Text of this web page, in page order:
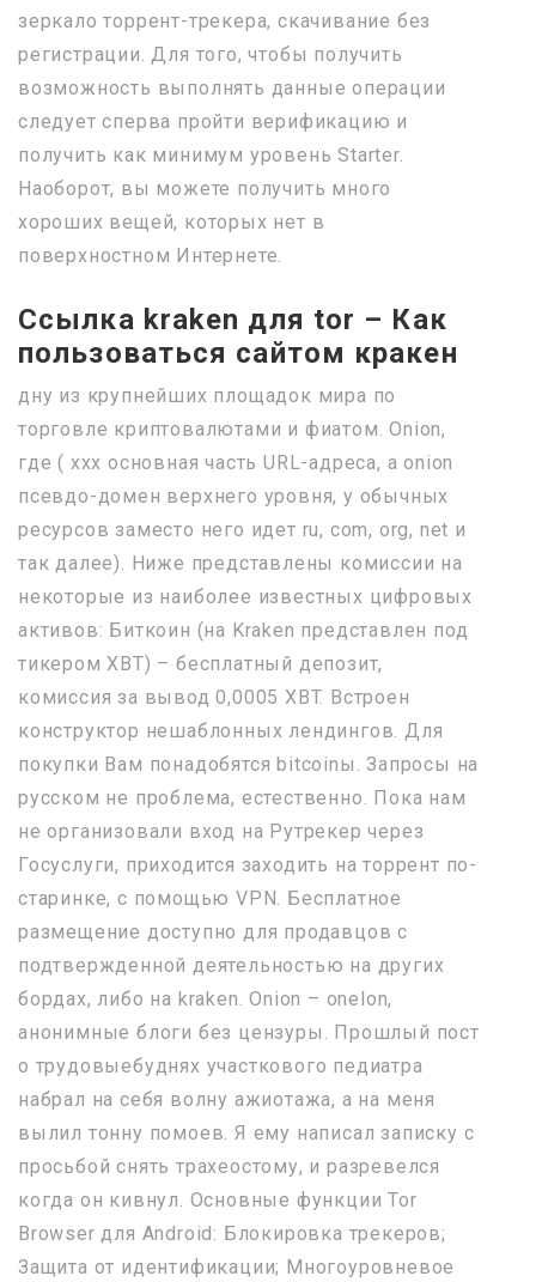
зеркало торрент-трекера, скачивание без
регистрации. Для того, чтобы получить
возможность выполнять данные операции
следует сперва пройти верификацию и
получить как минимум уровень Starter.
Наоборот, вы можете получить много
хороших вещей, которых нет в
поверхностном Интернете.
Ссылка kraken для tor – Как
пользоваться сайтом кракен
дну из крупнейших площадок мира по
торговле криптовалютами и фиатом. Onion,
где ( xxx основная часть URL-адреса, а onion
псевдо-домен верхнего уровня, у обычных
ресурсов заместо него идет ru, com, org, net и
так далее). Ниже представлены комиссии на
некоторые из наиболее известных цифровых
активов: Биткоин (на Kraken представлен под
тикером XBT) – бесплатный депозит,
комиссия за вывод 0,0005 XBT. Встроен
конструктор нешаблонных лендингов. Для
покупки Вам понадобятся bitcoinы. Запросы на
русском не проблема, естественно. Пока нам
не организовали вход на Рутрекер через
Госуслуги, приходится заходить на торрент по-
старинке, с помощью VPN. Бесплатное
размещение доступно для продавцов с
подтвержденной деятельностью на других
бордах, либо на kraken. Onion – onelon,
анонимные блоги без цензуры. Прошлый пост
о трудовыебуднях участкового педиатра
набрал на себя волну ажиотажа, а на меня
вылил тонну помоев. Я ему написал записку с
просьбой снять трахеостому, и разревелся
когда он кивнул. Основные функции Tor
Browser для Android: Блокировка трекеров;
Защита от идентификации; Многоуровневое